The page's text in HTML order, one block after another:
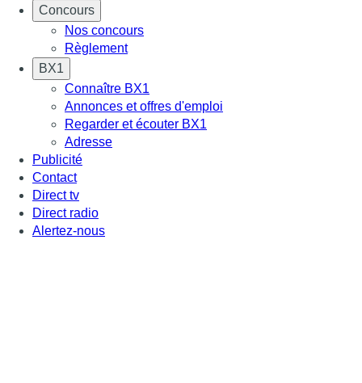
Concours
Nos concours
Règlement
BX1
Connaître BX1
Annonces et offres d'emploi
Regarder et écouter BX1
Adresse
Publicité
Contact
Direct tv
Direct radio
Alertez-nous